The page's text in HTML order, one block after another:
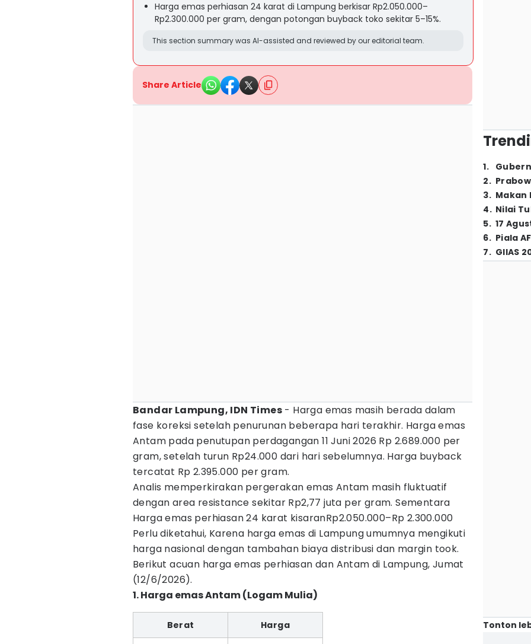
Harga emas perhiasan 24 karat di Lampung berkisar Rp2.050.000–
Rp2.300.000 per gram, dengan potongan buyback toko sekitar 5–15%.
This section summary was AI-assisted and reviewed by our editorial team.
Share Article
Bandar Lampung, IDN Times - Harga emas masih berada dalam
fase koreksi setelah penurunan beberapa hari terakhir. Harga emas
Antam pada penutupan perdagangan 11 Juni 2026 Rp 2.689.000 per
gram, setelah turun Rp24.000 dari hari sebelumnya. Harga buyback
tercatat Rp 2.395.000 per gram.
Analis memperkirakan pergerakan emas Antam masih fluktuatif
dengan area resistance sekitar Rp2,77 juta per gram. Sementara
Harga emas perhiasan 24 karat kisaranRp2.050.000–Rp 2.300.000
Perlu diketahui, Karena harga emas di Lampung umumnya mengikuti
harga nasional dengan tambahan biaya distribusi dan margin took.
Berikut acuan harga emas perhiasan dan Antam di Lampung, Jumat
(12/6/2026).
1. Harga emas Antam (Logam Mulia)
Berat Harga
1.
2.
3. Makan
4. Nilai
5. 17
6. Piala
7. GIIAS
Tonton